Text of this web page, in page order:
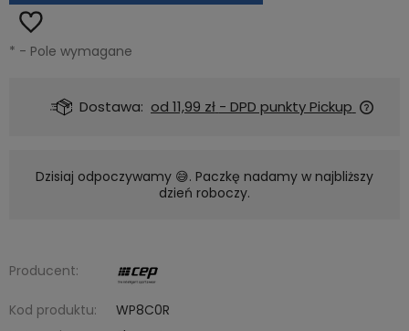
* - Pole wymagane
Dostawa: od 11,99 zł - DPD punkty Pickup
Dzisiaj odpoczywamy 😅. Paczkę nadamy w najbliższy
dzień roboczy.
Producent:
Kod produktu:
WP8C0R